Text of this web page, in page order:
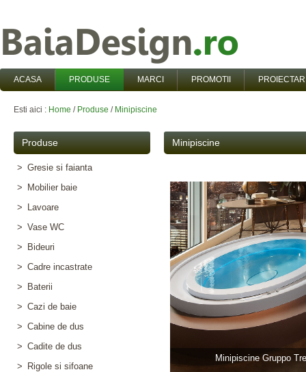
ACASA PRODUSE MARCI PROMOTII
Esti aici : Home / Produse / Minipiscine
Produse
> Gresie si faianta
>
Mobilier baie
>
Lavoare
> Vase WC
>
Bideuri
> Cadre incastrate
>
Baterii
> Cazi de baie
> Cabine de dus
> Cadite de dus
>
Rigole si sifoane
Minipiscine
Minipiscine Gruppo